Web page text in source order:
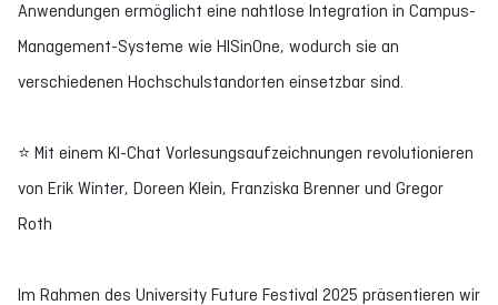
Anwendungen ermöglicht eine nahtlose Integration in Campus-
Management-Systeme wie HISinOne, wodurch sie an
verschiedenen Hochschulstandorten einsetzbar sind.
⭐ Mit einem KI-Chat Vorlesungsaufzeichnungen revolutionieren
von Erik Winter, Doreen Klein, Franziska Brenner und Gregor
Roth
Im Rahmen des University Future Festival 2025 präsentieren wir